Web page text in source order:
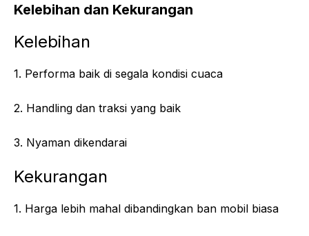
Kelebihan dan Kekurangan
Kelebihan
1. Performa baik di segala kondisi cuaca
2. Handling dan traksi yang baik
3. Nyaman dikendarai
Kekurangan
1. Harga lebih mahal dibandingkan ban mobil biasa